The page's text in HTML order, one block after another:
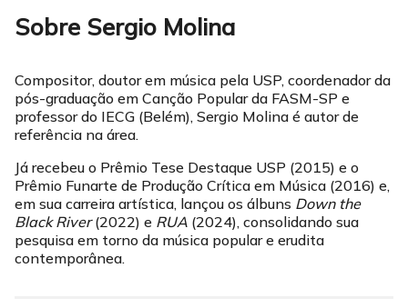
Sobre Sergio Molina
Compositor, doutor em música pela USP, coordenador da
pós-graduação em Canção Popular da FASM-SP e
professor do IECG (Belém), Sergio Molina é autor de
referência na área.
Já recebeu o Prêmio Tese Destaque USP (2015) e o
Prêmio Funarte de Produção Crítica em Música (2016) e,
em sua carreira artística, lançou os álbuns Down the
Black River(2022) e RUA (2024), consolidando sua
pesquisa em torno da música popular e erudita
contemporânea.